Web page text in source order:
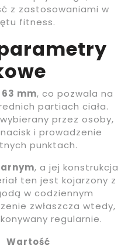
z zastosowaniami w
fitness.
63 mm, co pozwala na
partiach ciała.
przez osoby,
i prowadzenie
punktach.
, a jej konstrukcja
ten jest kojarzony z
w codziennym
zwłaszcza wtedy,
regularnie.
Wartość